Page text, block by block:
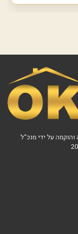
והוקמה על ידי מנכ“ל